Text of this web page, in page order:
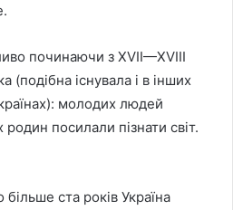
починаючи з XVII—XVIII
(подiбна iснувала i в iнших
молодих людей
родин посилали пiзнати свiт.
ста рокiв Україна